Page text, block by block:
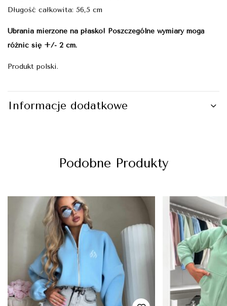
Długość całkowita: 56,5 cm
Ubrania mierzone na płasko! Poszczególne wymiary mogą
różnić się +/- 2 cm.
Produkt polski.
Informacje dodatkowe
Podobne Produkty